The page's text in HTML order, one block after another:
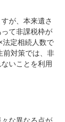
が、本来遺さ
て非課税枠が
法定相続人数で
前対策では、非
いことを利用
な異なる点が